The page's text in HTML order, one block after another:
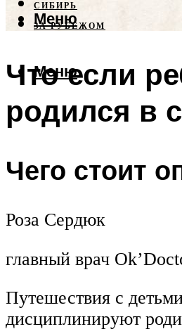
СИБИРЬ
ЗА РУБЕЖОМ
Меню
Меню
Что если
родился в
Чего стоит
Роза Сердюк
главный врач
Путешествия с
дисциплинируют